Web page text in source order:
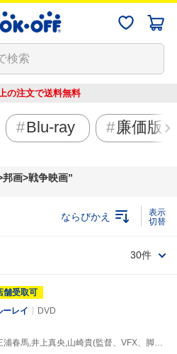
の注文で送料無料
Blu-ray 廉価版
邦画>戦争映画
ならびかえ
30件
舗受取可
ーレイ
DVD
岡田准一,三浦春馬,井上真央,山崎貴(監督、VFX、脚本),百田尚樹(原作),佐藤直紀(音楽)